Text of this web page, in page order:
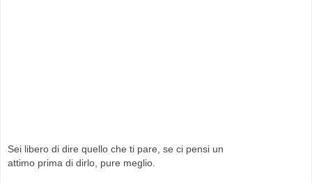
Sei libero di dire quello che ti pare, se ci pensi un
attimo prima di dirlo, pure meglio.